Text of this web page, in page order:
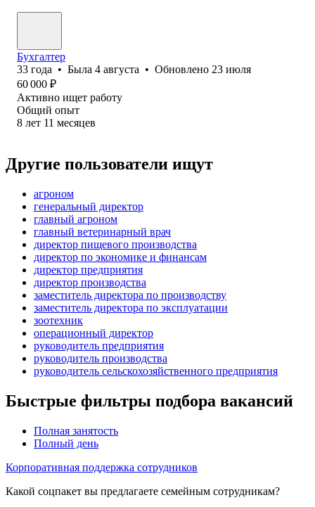
Бухгалтер
33 года • Была 4 августа • Обновлено 23 июля
60 000 ₽
Активно ищет работу
Общий опыт
8 лет 11 месяцев
Другие пользователи ищут
агроном
генеральный директор
главный агроном
главный ветеринарный врач
директор пищевого производства
директор по экономике и финансам
директор предприятия
директор производства
заместитель директора по производству
заместитель директора по эксплуатации
зоотехник
операционный директор
руководитель предприятия
руководитель производства
руководитель сельскохозяйственного предприятия
Быстрые фильтры подбора вакансий
Полная занятость
Полный день
Корпоративная поддержка сотрудников
Какой соцпакет вы предлагаете семейным сотрудникам?